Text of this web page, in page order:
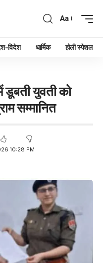
Aa
विदेश धार्मिक होली स्पेशल
युवती को
सम्मानित
10:28 PM